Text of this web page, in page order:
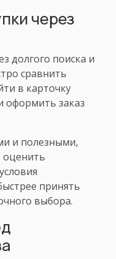
через
долгого поиска и
сравнить
в карточку
оформить заказ
и полезными,
оценить
принять
выбора.